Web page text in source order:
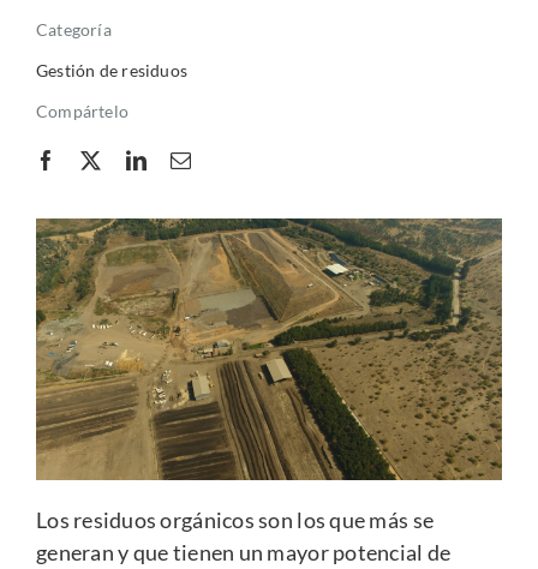
Economía Circular
Productos
Categoría
Gestión de residuos
Compártelo
Los residuos orgánicos son los que más se
generan y que tienen un mayor potencial de